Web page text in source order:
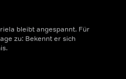
bleibt angespannt. Für
zu: Bekennt er sich